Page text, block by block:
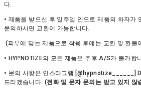
다.
• 제품을 받으신 후 일주일 안으로 제품의 하자가
문의하시면 교환이 가능합니다.
(피부에 닿는 제품으로 착용 후에는 교환 및 환불
• HYPNOTIZE의 모든 제품은 추후 A/S가 불가합
• 문의 사항은 인스타그램 [@hypnotize______]
드리겠습니다. (전화 및 문자 문의는 받고 있지 않